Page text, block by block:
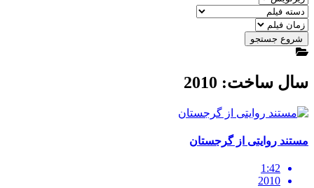
شروع جستجو
سال ساخت: 2010
مستند روایتی از گرجستان
1:42
2010